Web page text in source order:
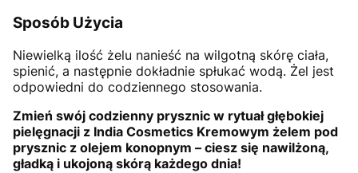
Sposób Użycia
Niewielką ilość żelu nanieść na wilgotną skórę ciała,
spienić, a następnie dokładnie spłukać wodą. Żel jest
odpowiedni do codziennego stosowania.
Zmień swój codzienny prysznic w rytuał głębokiej
pielęgnacji z India Cosmetics Kremowym żelem pod
prysznic z olejem konopnym – ciesz się nawilżoną,
gładką i ukojoną skórą każdego dnia!